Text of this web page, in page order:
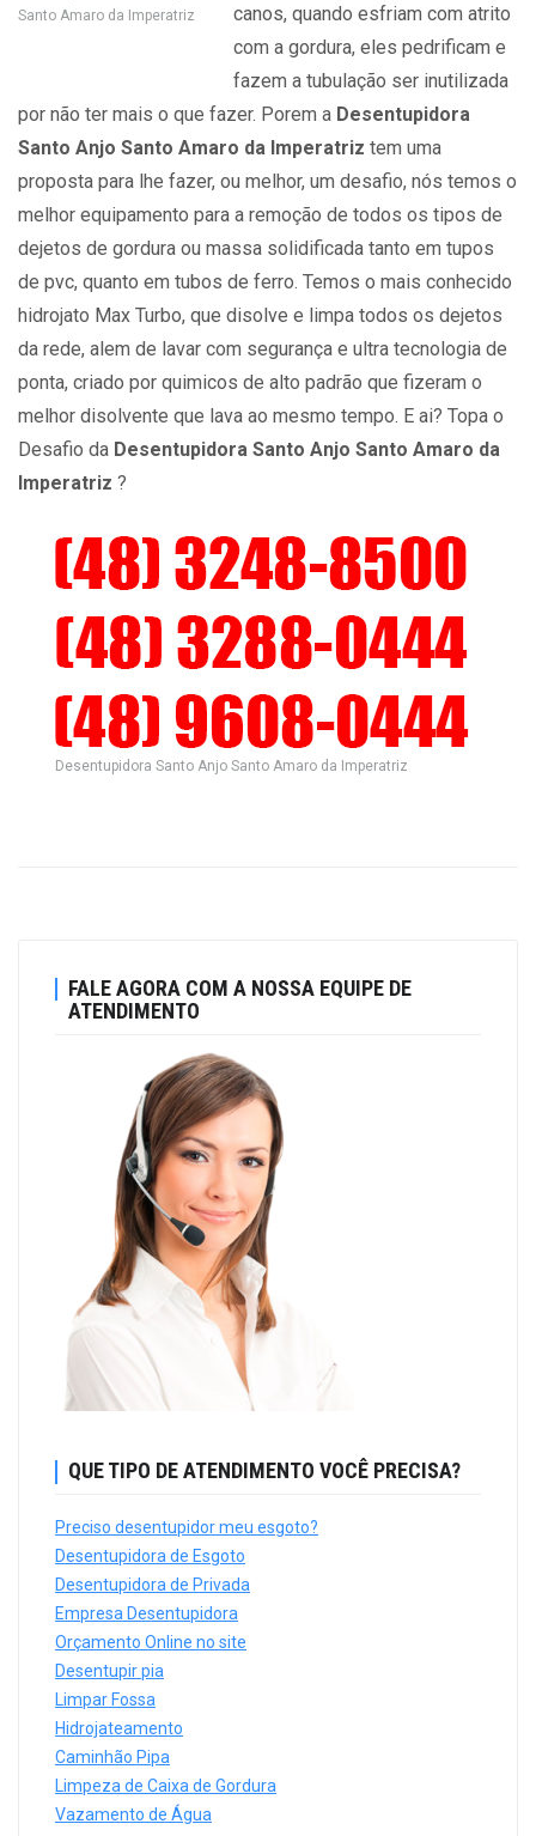
Santo Amaro da Imperatriz
canos, quando esfriam com atrito
com a gordura, eles pedrificam e
fazem a tubulação ser inutilizada
por não ter mais o que fazer. Porem a Desentupidora
Santo Anjo Santo Amaro da Imperatriz tem uma
proposta para lhe fazer, ou melhor, um desafio, nós temos o
melhor equipamento para a remoção de todos os tipos de
dejetos de gordura ou massa solidificada tanto em tupos
de pvc, quanto em tubos de ferro. Temos o mais conhecido
hidrojato Max Turbo, que disolve e limpa todos os dejetos
da rede, alem de lavar com segurança e ultra tecnologia de
ponta, criado por quimicos de alto padrão que fizeram o
melhor disolvente que lava ao mesmo tempo. E ai? Topa o
Desafio da Desentupidora Santo Anjo Santo Amaro da
Imperatriz ?
Desentupidora Santo Anjo Santo Amaro da Imperatriz
FALE AGORA COM A NOSSA EQUIPE DE
ATENDIMENTO
QUE TIPO DE ATENDIMENTO VOCÊ PRECISA?
Preciso desentupidor meu esgoto?
Desentupidora de Esgoto
Desentupidora de Privada
Empresa Desentupidora
Orçamento Online no site
Desentupir pia
Limpar Fossa
Hidrojateamento
Caminhão Pipa
Limpeza de Caixa de Gordura
Vazamento de Água